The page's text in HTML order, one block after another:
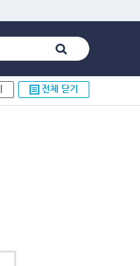
전체 닫기